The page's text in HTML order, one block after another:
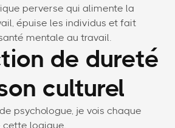
perverse qui alimente la
épuise les individus et fait
mentale au travail.
de dureté
culturel
psychologue, je vois chaque
cette logique.